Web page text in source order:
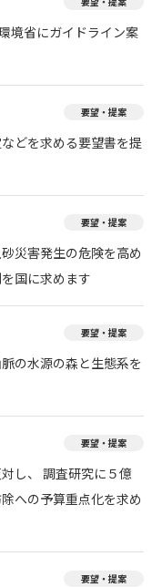
境省にガイドライン案
要望・提案
どを求める要望書を提
要望・提案
災害発生の危険を高め
国に求めます
要望・提案
の水源の森と生態系を
要望・提案
し、 調査研究に５億
への予算重点化を求め
要望・提案